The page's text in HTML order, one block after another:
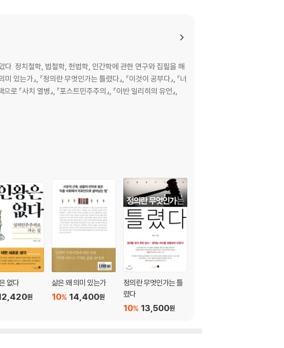
. 정치철학, 법철학, 헌법학, 인간학에 관한 연구와 집필을 해
있는가』, 『정의란 무엇인가는 틀렸다』, 『이것이 공부다』, 『너
로 『사치 열병』, 『포스트민주주의』, 『이반 일리히의 유언』,
없다
원
삶은 왜 의미 있는가
14,400원
10%
정의란 무엇인가는 틀
렸다
13,500원
10%